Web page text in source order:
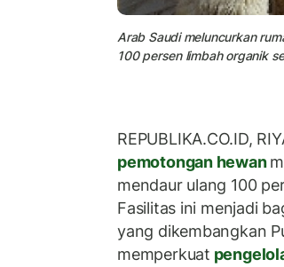
Arab Saudi meluncurkan
100 persen limbah organik
REPUBLIKA.CO.ID,
pemotongan hewan
mendaur ulang 100
Fasilitas ini menjadi
yang dikembangkan
memperkuat